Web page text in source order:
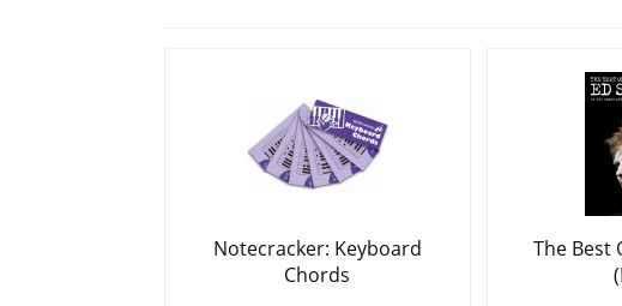
Notecracker: Keyboard
Chords
The Best